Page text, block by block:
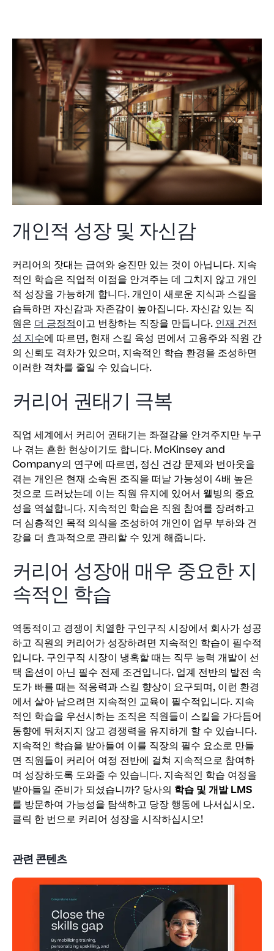
개인적 성장 및 자신감
커리어의 잣대는 급여와 승진만 있는 것이 아닙니다. 지속
적인 학습은 직업적 이점을 안겨주는 데 그치지 않고 개인
적 성장을 가능하게 합니다. 개인이 새로운 지식과 스킬을
습득하면 자신감과 자존감이 높아집니다. 자신감 있는 직
원은 더 긍정적이고 번창하는 직장을 만듭니다.인재 건전
성 지수에 따르면, 현재 스킬 육성 면에서 고용주와 직원 간
의 신뢰도 격차가 있으며, 지속적인 학습 환경을 조성하면
이러한 격차를 줄일 수 있습니다.
커리어 권태기 극복
직업 세계에서 커리어 권태기는 좌절감을 안겨주지만 누구
나 겪는 흔한 현상이기도 합니다. McKinsey and
Company의 연구에 따르면, 정신 건강 문제와 번아웃을
겪는 개인은 현재 소속된 조직을 떠날 가능성이 4배 높은
것으로 드러났는데 이는 직원 유지에 있어서 웰빙의 중요
성을 역설합니다. 지속적인 학습은 직원 참여를 장려하고
더 심층적인 목적 의식을 조성하여 개인이 업무 부하와 건
강을 더 효과적으로 관리할 수 있게 해줍니다.
커리어 성장애 매우 중요한 지
속적인 학습
역동적이고 경쟁이 치열한 구인구직 시장에서 회사가 성공
하고 직원의 커리어가 성장하려면 지속적인 학습이 필수적
입니다. 구인구직 시장이 냉혹할 때는 직무 능력 개발이 선
택 옵션이 아닌 필수 전제 조건입니다. 업계 전반의 발전 속
도가 빠를 때는 적응력과 스킬 향상이 요구되며, 이런 환경
에서 살아 남으려면 지속적인 교육이 필수적입니다. 지속
적인 학습을 우선시하는 조직은 직원들이 스킬을 가다듬어
동향에 뒤처지지 않고 경쟁력을 유지하게 할 수 있습니다.
지속적인 학습을 받아들여 이를 직장의 필수 요소로 만들
면 직원들이 커리어 여정 전반에 걸쳐 지속적으로 참여하
며 성장하도록 도와줄 수 있습니다. 지속적인 학습 여정을
받아들일 준비가 되셨습니까? 당사의 학습 및 개발 LMS
를 방문하여 가능성을 탐색하고 당장 행동에 나서십시오.
클릭 한 번으로 커리어 성장을 시작하십시오!
관련 콘텐츠